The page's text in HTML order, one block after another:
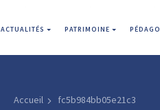
ACTUALITÉS PATRIMOINE
Accueil fc5b984bb05e21c3